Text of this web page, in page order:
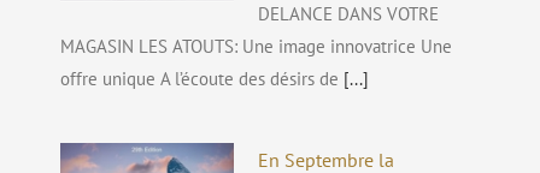
DELANCE DANS VOTRE
MAGASIN LES ATOUTS: Une image innovatrice Une
offre unique A l’écoute des désirs de [...]
En Septembre la